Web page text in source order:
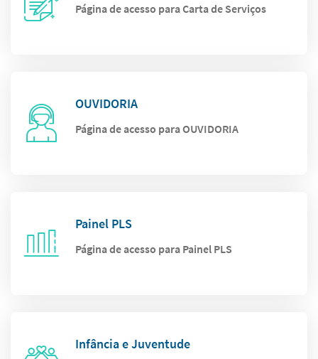
Página de acesso para Carta de Serviços
OUVIDORIA
Página de acesso para OUVIDORIA
Painel PLS
Página de acesso para Painel PLS
Infância e Juventude